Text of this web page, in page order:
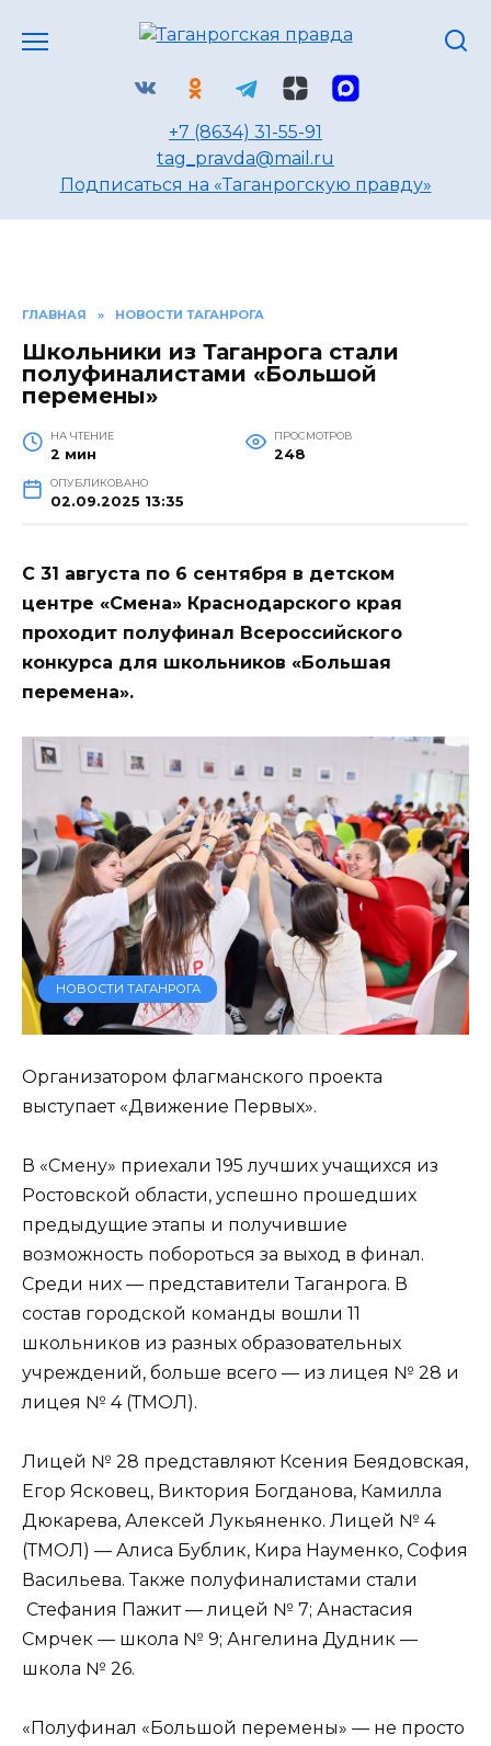
+7 (8634) 31-55-91
tag_pravda@mail.ru
Подписаться на «Таганрогскую правду»
ГЛАВНАЯ » НОВОСТИ ТАГАНРОГА
Школьники из Таганрога стали
полуфиналистами «Большой
перемены»
НА ЧТЕНИЕ
2 мин
ПРОСМОТРОВ
248
ОПУБЛИКОВАНО
02.09.2025 13:35
С 31 августа по 6 сентября в детском
центре «Смена» Краснодарского края
проходит полуфинал Всероссийского
конкурса для школьников «Большая
перемена».
НОВОСТИ ТАГАНРОГА
Организатором флагманского проекта
выступает «Движение Первых».
В «Смену» приехали 195 лучших учащихся из
Ростовской области, успешно прошедших
предыдущие этапы и получившие
возможность побороться за выход в финал.
Среди них — представители Таганрога. В
состав городской команды вошли 11
школьников из разных образовательных
учреждений, больше всего — из лицея № 28 и
лицея № 4 (ТМОЛ).
Лицей № 28 представляют Ксения Беядовская,
Егор Ясковец, Виктория Богданова, Камилла
Дюкарева, Алексей Лукьяненко. Лицей № 4
(ТМОЛ) — Алиса Бублик, Кира Науменко, София
Васильева. Также полуфиналистами стали
Стефания Пажит — лицей № 7; Анастасия
Смрчек — школа № 9; Ангелина Дудник —
школа № 26.
«Полуфинал «Большой перемены» — не просто